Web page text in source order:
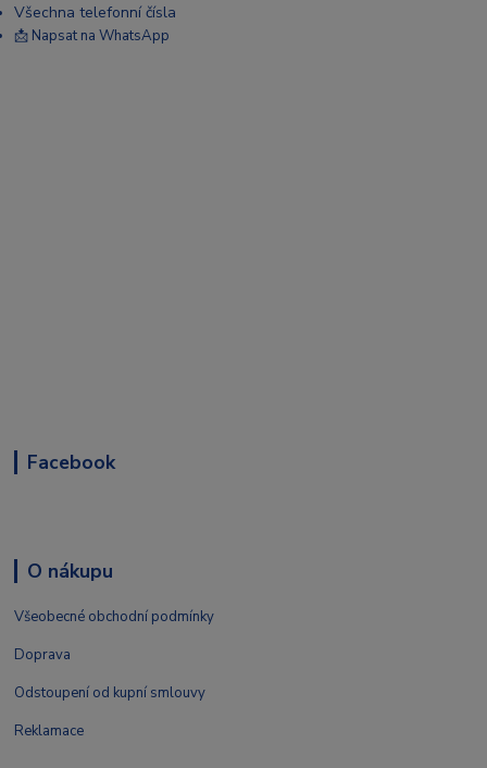
Všechna telefonní čísla
📩 Napsat na WhatsApp
Facebook
O nákupu
Všeobecné obchodní podmínky
Doprava
Odstoupení od kupní smlouvy
Reklamace